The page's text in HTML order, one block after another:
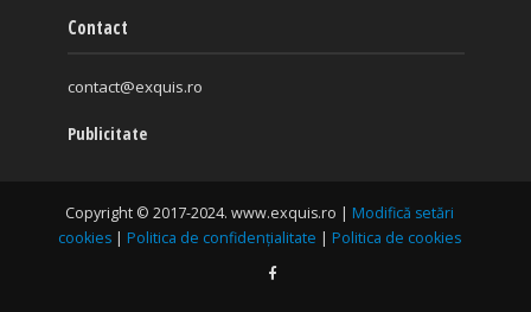
Contact
contact@exquis.ro
Publicitate
Copyright © 2017-2024. www.exquis.ro | Modifică setări
cookies | Politica de confidențialitate | Politica de cookies